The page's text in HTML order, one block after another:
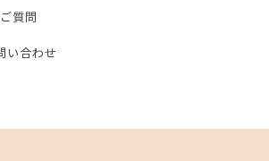
質問
い合わせ